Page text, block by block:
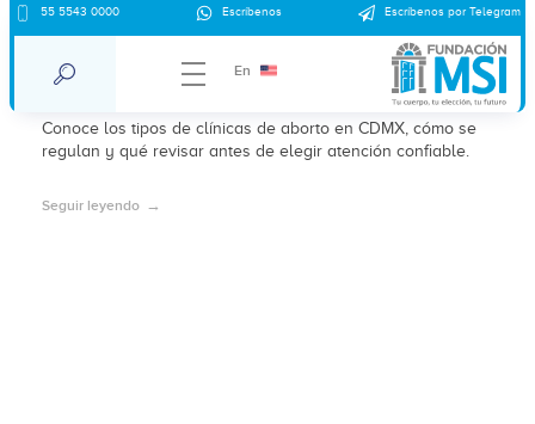
55 5543 0000 Escríbenos Escríbenos por Telegram
En
Clínica de aborto en CDMX – clínica
Pedregal: tipos, regulación y qué
considerar en 2026
Conoce los tipos de clínicas de aborto en CDMX, cómo se
regulan y qué revisar antes de elegir atención confiable.
Seguir leyendo